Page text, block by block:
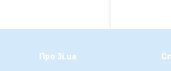
Про 3i.ua